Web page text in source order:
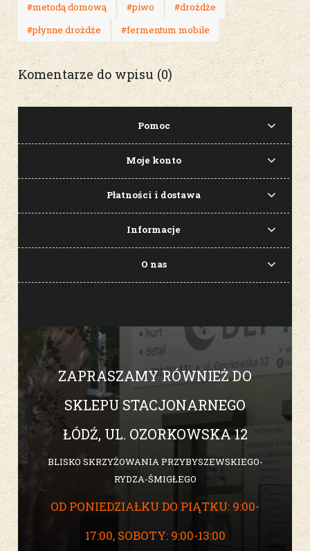
#metodą domową #piwo
#drożdże
#płynne drożdże
#fermentum mobile
Komentarze do wpisu (0)
Pomoc
Moje konto
Płatności i dostawa
Informacje
O nas
ZAPRASZAMY RÓWNIEŻ DO
SKLEPU STACJONARNEGO
ŁÓDŹ, UL. OZORKOWSKA 12
BLISKO SKRZYŻOWANIA PRZYBYSZEWSKIEGO-
RYDZA-ŚMIGŁEGO
OD PONIEDZIAŁKU DO PIĄTKU: 9:00-
17:00, SOBOTY: 9:00-13:00